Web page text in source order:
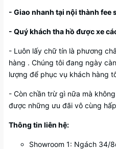
- Giao nhanh tại nội thành fee
- Quý khách tha hồ được xe
- Luôn lấy chữ tín là phương
hàng . Chúng tôi đang ngày
lượng để phục vụ khách hàng
- Còn chần trừ gì nữa mà
được những ưu đãi vô cùng
Thông tin liên hệ:
Showroom 1: Ngách 34/